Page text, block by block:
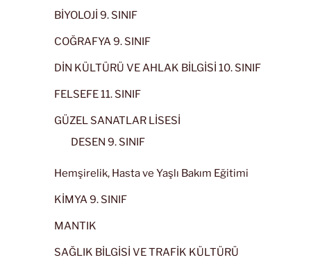
BİYOLOJİ 9. SINIF
COĞRAFYA 9. SINIF
DİN KÜLTÜRÜ VE AHLAK BİLGİSİ 10. SINIF
FELSEFE 11. SINIF
GÜZEL SANATLAR LİSESİ
DESEN 9. SINIF
Hemşirelik, Hasta ve Yaşlı Bakım Eğitimi
KİMYA 9. SINIF
MANTIK
SAĞLIK BİLGİSİ VE TRAFİK KÜLTÜRÜ